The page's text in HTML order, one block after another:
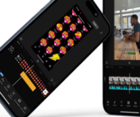
это безумное
за $77
сразу после оплаты)